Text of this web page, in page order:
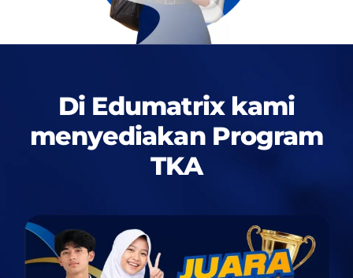
Di Edumatrix kami
menyediakan Program
TKA